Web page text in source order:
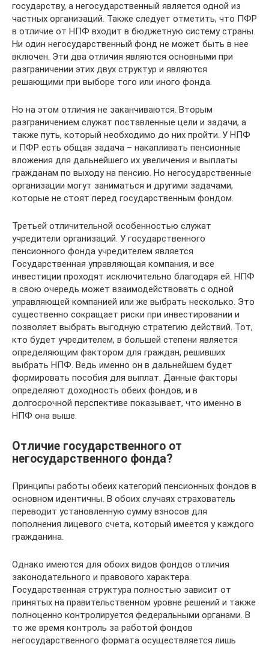
государству, а негосударственный является одной из
частных организаций. Также следует отметить, что ПФР
в отличие от НПФ входит в бюджетную систему страны.
Ни один негосударственный фонд не может быть в нее
включен. Эти два отличия являются основными при
разграничении этих двух структур и являются
решающими при выборе того или иного фонда.
Но на этом отличия не заканчиваются. Вторым
разграничением служат поставленные цели и задачи, а
также путь, который необходимо до них пройти. У НПФ
и ПФР есть общая задача – накапливать пенсионные
вложения для дальнейшего их увеличения и выплаты
гражданам по выходу на пенсию. Но негосударственные
организации могут заниматься и другими задачами,
которые не стоят перед государственным фондом.
Третьей отличительной особенностью служат
учредители организаций. У государственного
пенсионного фонда учредителем является
Государственная управляющая компания, и все
инвестиции проходят исключительно благодаря ей. НПФ
в свою очередь может взаимодействовать с одной
управляющей компанией или же выбрать несколько. Это
существенно сокращает риски при инвестировании и
позволяет выбрать выгодную стратегию действий. Тот,
кто будет учредителем, в большей степени является
определяющим фактором для граждан, решивших
выбрать НПФ. Ведь именно он в дальнейшем будет
формировать пособия для выплат. Данные факторы
определяют доходность обеих фондов, и в
долгосрочной перспективе показывает, что именно в
НПФ она выше.
Отличие государственного от
негосударственного фонда?
Принципы работы обеих категорий пенсионных фондов в
основном идентичны. В обоих случаях страхователь
переводит установленную сумму взносов для
пополнения лицевого счета, который имеется у каждого
гражданина.
Однако имеются для обоих видов фондов отличия
законодательного и правового характера.
Государственная структура полностью зависит от
принятых на правительственном уровне решений и также
полноценно контролируется федеральными органами. В
то же время контроль за работой фондов
негосударственного формата осуществляется лишь